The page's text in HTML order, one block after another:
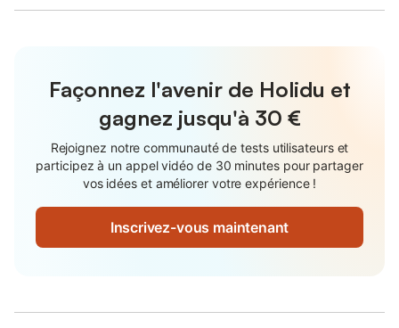
Façonnez l'avenir de Holidu et
gagnez jusqu'à 30 €
Rejoignez notre communauté de tests utilisateurs et
participez à un appel vidéo de 30 minutes pour partager
vos idées et améliorer votre expérience !
Inscrivez-vous maintenant